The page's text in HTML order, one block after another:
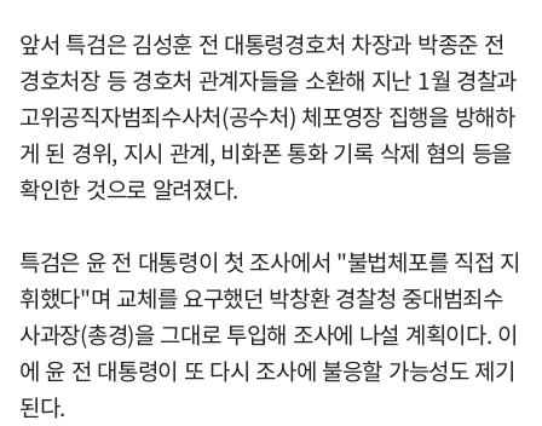
앞서 특검은 김성훈 전 대통령경호처 차장과 박종준 전
경호처장 등 경호처 관계자들을 소환해 지난 1월 경찰과
고위공직자범죄수사처(공수처) 체포영장 집행을 방해하
게 된 경위, 지시 관계, 비화폰 통화 기록 삭제 혐의 등을
확인한 것으로 알려졌다.
특검은 윤 전 대통령이 첫 조사에서 "불법체포를 직접 지
휘했다"며 교체를 요구했던 박창환 경찰청 중대범죄수
사과장(총경)을 그대로 투입해 조사에 나설 계획이다. 이
에 윤 전 대통령이 또 다시 조사에 불응할 가능성도 제기
된다.